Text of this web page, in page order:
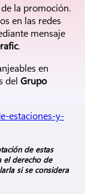
la promoción.
en las redes
mensaje
.
en
del Grupo
estaciones-y-
de estas
el derecho de
si se considera